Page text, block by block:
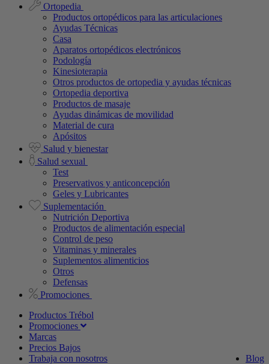
Ortopedia
Productos ortopédicos para las articulaciones
Ayudas Técnicas
Casa
Aparatos ortopédicos electrónicos
Podología
Kinesioterapia
Otros productos de ortopedia y ayudas técnicas
Ortopedia deportiva
Productos de masaje
Ayudas dinámicas de movilidad
Material de cura
Apósitos
Salud y bienestar
Salud sexual
Test
Preservativos y anticoncepción
Geles y Lubricantes
Suplementación
Nutrición Deportiva
Productos de alimentación especial
Control de peso
Vitaminas y minerales
Suplementos alimenticios
Otros
Defensas
Promociones
Productos Trébol
Promociones
Marcas
Precios Bajos
Blog
Trabaja con nosotros